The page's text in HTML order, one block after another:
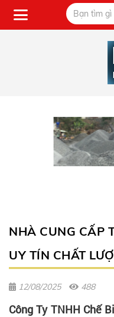
NHÀ CUNG CẤP
UY TÍN CHẤT
12/08/2025 488
Công Ty TNHH Chế